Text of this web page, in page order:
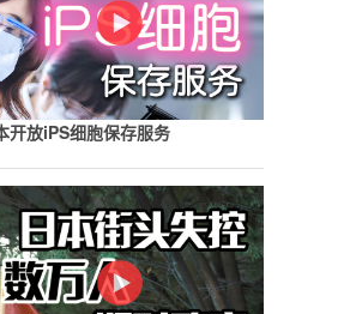
开放iPS细胞保存服务